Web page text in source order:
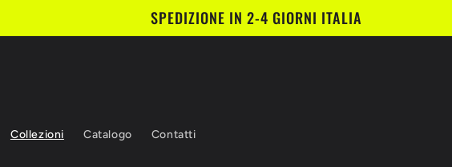
SPEDIZIONE IN 2-4 GIORNI ITALIA
Collezioni Catalogo Contatti